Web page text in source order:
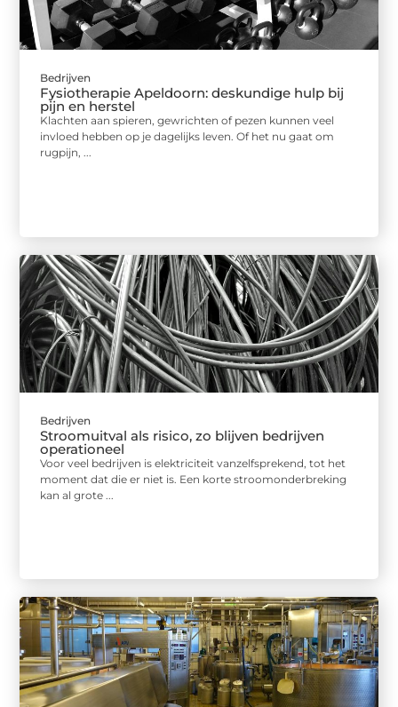
Bedrijven
Fysiotherapie Apeldoorn: deskundige hulp bij
pijn en herstel
Klachten aan spieren, gewrichten of pezen kunnen veel
invloed hebben op je dagelijks leven. Of het nu gaat om
rugpijn, ...
Bedrijven
Stroomuitval als risico, zo blijven bedrijven
operationeel
Voor veel bedrijven is elektriciteit vanzelfsprekend, tot het
moment dat die er niet is. Een korte stroomonderbreking
kan al grote ...